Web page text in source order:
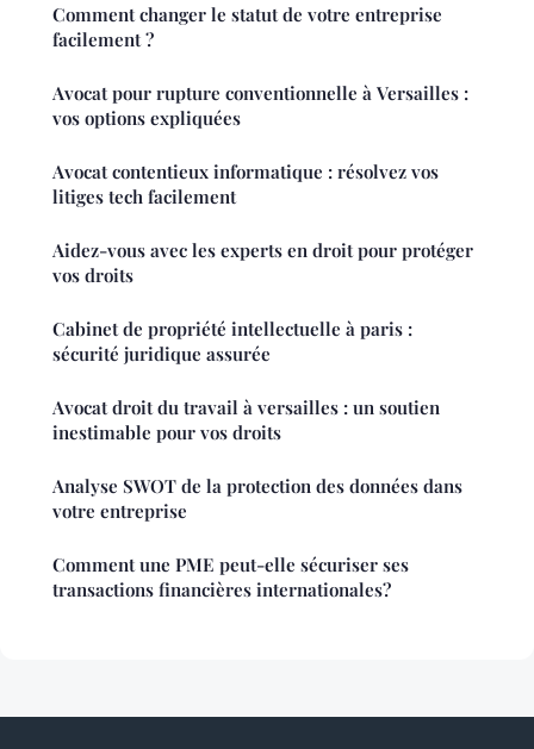
Comment changer le statut de votre entreprise
facilement ?
Avocat pour rupture conventionnelle à Versailles :
vos options expliquées
Avocat contentieux informatique : résolvez vos
litiges tech facilement
Aidez-vous avec les experts en droit pour protéger
vos droits
Cabinet de propriété intellectuelle à paris :
sécurité juridique assurée
Avocat droit du travail à versailles : un soutien
inestimable pour vos droits
Analyse SWOT de la protection des données dans
votre entreprise
Comment une PME peut-elle sécuriser ses
transactions financières internationales?